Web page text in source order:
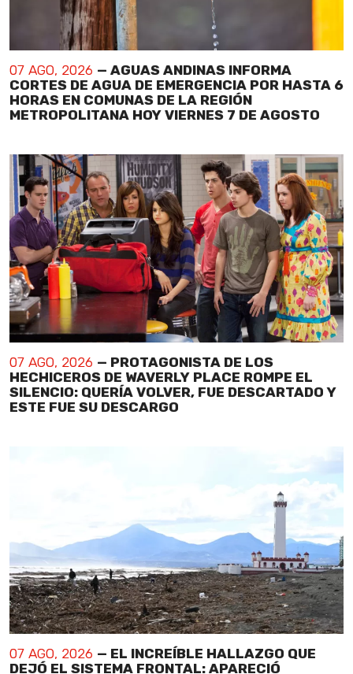
07 AGO, 2026 — AGUAS ANDINAS INFORMA
CORTES DE AGUA DE EMERGENCIA POR HASTA 6
HORAS EN COMUNAS DE LA REGIÓN
METROPOLITANA HOY VIERNES 7 DE AGOSTO
07 AGO, 2026 — PROTAGONISTA DE LOS
HECHICEROS DE WAVERLY PLACE ROMPE EL
SILENCIO: QUERÍA VOLVER, FUE DESCARTADO Y
ESTE FUE SU DESCARGO
07 AGO, 2026 — EL INCREÍBLE HALLAZGO QUE
DEJÓ EL SISTEMA FRONTAL: APARECIÓ